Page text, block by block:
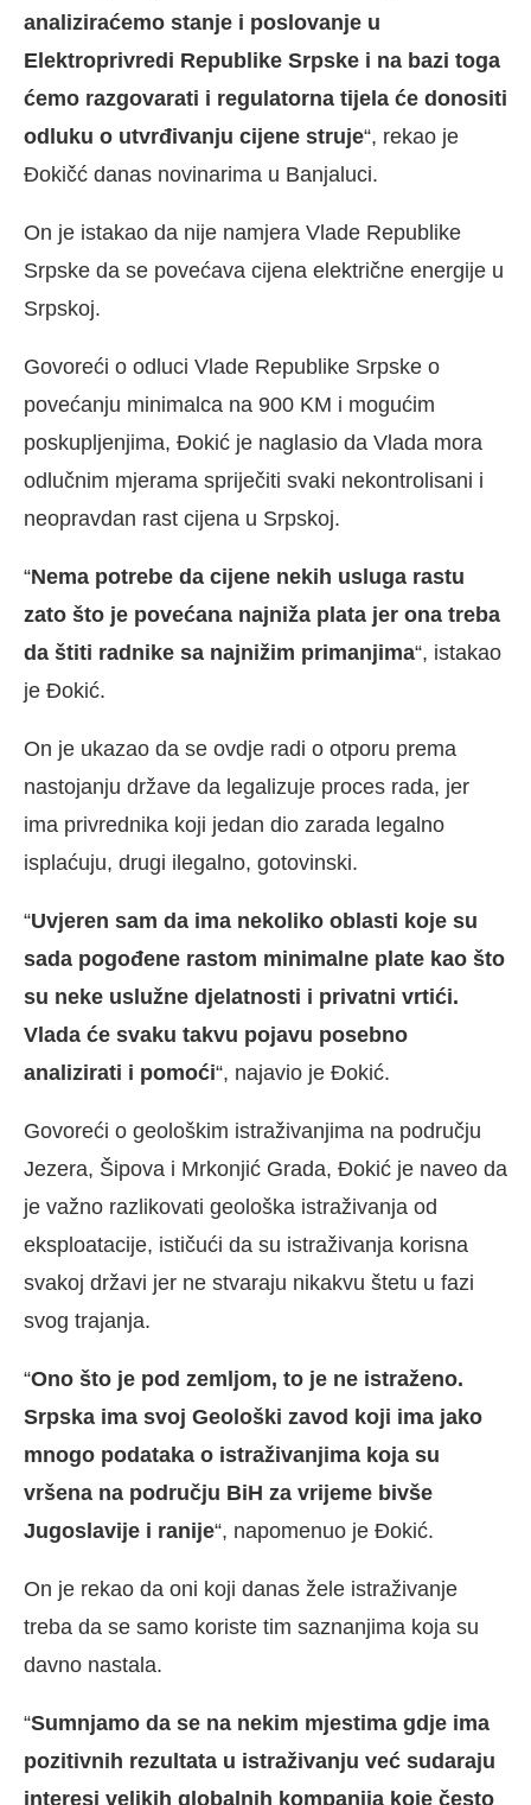
analiziraćemo stanje i poslovanje u
Elektroprivredi Republike Srpske i na bazi toga
ćemo razgovarati i regulatorna tijela će donositi
odluku o utvrđivanju cijene struje“, rekao je
Đokičć danas novinarima u Banjaluci.
On je istakao da nije namjera Vlade Republike
Srpske da se povećava cijena električne energije u
Srpskoj.
Govoreći o odluci Vlade Republike Srpske o
povećanju minimalca na 900 KM i mogućim
poskupljenjima, Đokić je naglasio da Vlada mora
odlučnim mjerama spriječiti svaki nekontrolisani i
neopravdan rast cijena u Srpskoj.
“Nema potrebe da cijene nekih usluga rastu
zato što je povećana najniža plata jer ona treba
da štiti radnike sa najnižim primanjima“, istakao
je Đokić.
On je ukazao da se ovdje radi o otporu prema
nastojanju države da legalizuje proces rada, jer
ima privrednika koji jedan dio zarada legalno
isplaćuju, drugi ilegalno, gotovinski.
“Uvjeren sam da ima nekoliko oblasti koje su
sada pogođene rastom minimalne plate kao što
su neke uslužne djelatnosti i privatni vrtići.
Vlada će svaku takvu pojavu posebno
analizirati i pomoći“, najavio je Đokić.
Govoreći o geološkim istraživanjima na području
Jezera, Šipova i Mrkonjić Grada, Đokić je naveo da
je važno razlikovati geološka istraživanja od
eksploatacije, ističući da su istraživanja korisna
svakoj državi jer ne stvaraju nikakvu štetu u fazi
svog trajanja.
“Ono što je pod zemljom, to je ne istraženo.
Srpska ima svoj Geološki zavod koji ima jako
mnogo podataka o istraživanjima koja su
vršena na području BiH za vrijeme bivše
Jugoslavije i ranije“, napomenuo je Đokić.
On je rekao da oni koji danas žele istraživanje
treba da se samo koriste tim saznanjima koja su
davno nastala.
“Sumnjamo da se na nekim mjestima gdje ima
pozitivnih rezultata u istraživanju već sudaraju
interesi velikih globalnih kompanija koje često